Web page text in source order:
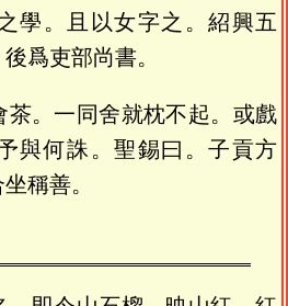
學。且以女字之。紹興五
爲吏部尚書。
茶。一同舍就枕不起。或戲
與何誅。聖錫曰。子貢方
稱善。